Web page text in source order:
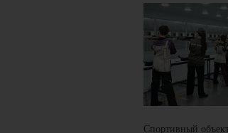
Спортивный